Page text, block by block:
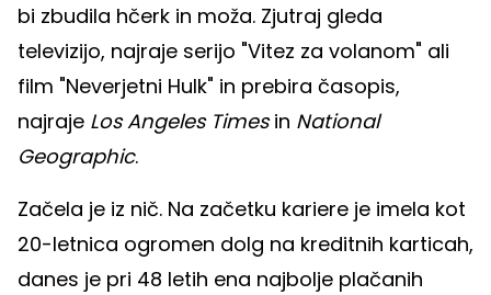
bi zbudila hčerk in moža. Zjutraj gleda
televizijo, najraje serijo "Vitez za volanom" ali
film "Neverjetni Hulk" in prebira časopis,
najraje Los Angeles Timesin National
Geographic.
Začela je iz nič. Na začetku kariere je imela kot
20-letnica ogromen dolg na kreditnih karticah,
danes je pri 48 letih ena najbolje plačanih